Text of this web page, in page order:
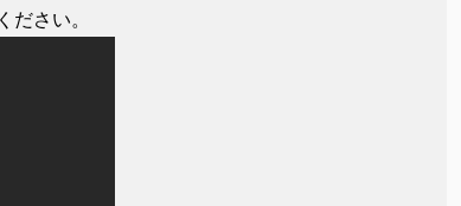
ださい。